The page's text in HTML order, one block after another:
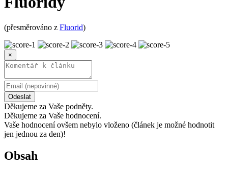
(přesměrováno z Fluorid)
×
Odeslat
Děkujeme za Vaše podněty.
Děkujeme za Vaše hodnocení.
Vaše hodnocení ovšem nebylo vloženo (článek je možné hodnotit
jen jednou za den)!
Obsah